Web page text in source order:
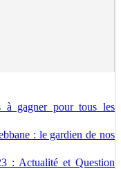
à gagner pour tous les
: le gardien de nos
: Actualité et Question